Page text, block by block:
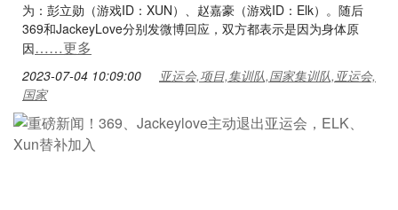
为：彭立勋（游戏ID：XUN）、赵嘉豪（游戏ID：Elk）。随后
369和JackeyLove分别发微博回应，双方都表示是因为身体原
因……更多
2023-07-04 10:09:00
亚运会,项目,集训队,国家集训队,亚运会,
国家